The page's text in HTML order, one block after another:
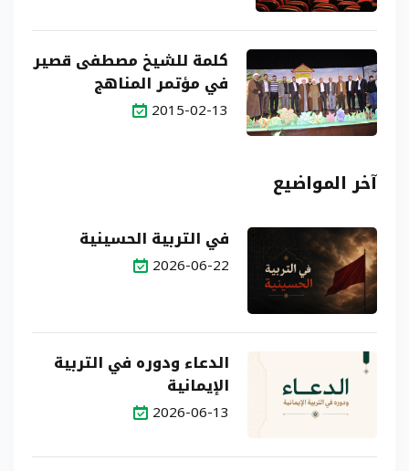
كلمة للشيخ مصطفى قصير
في مؤتمر المناهج
التربوية نظمه مركز الامام
2015-02-13
آخر المواضيع
في التربية الحسينية
2026-06-22
الدعاء ودوره في التربية
الإيمانية
2026-06-13